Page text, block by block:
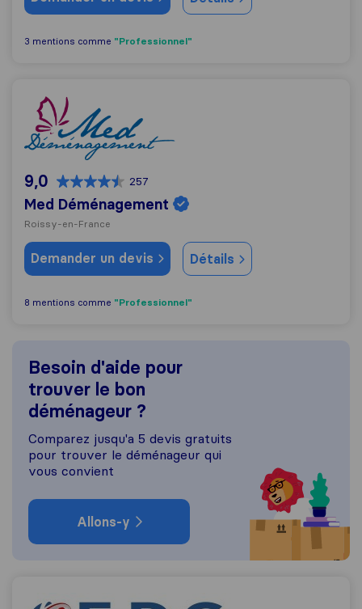
3 mentions comme "Professionnel"
Med Déménagement
9,0 257
Med Déménagement
Roissy-en-France
Demander un devis Détails
8 mentions comme "Professionnel"
Besoin d'aide pour
trouver le bon
déménageur ?
Comparez jusqu'a 5 devis gratuits
pour trouver le déménageur qui
vous convient
Allons-y
Europe Déménagement Groupage